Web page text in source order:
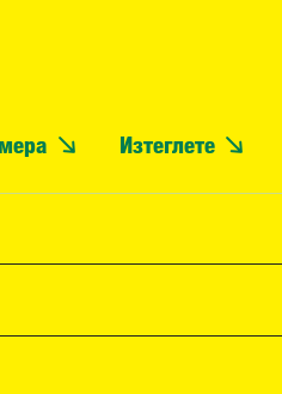
Изтеглете